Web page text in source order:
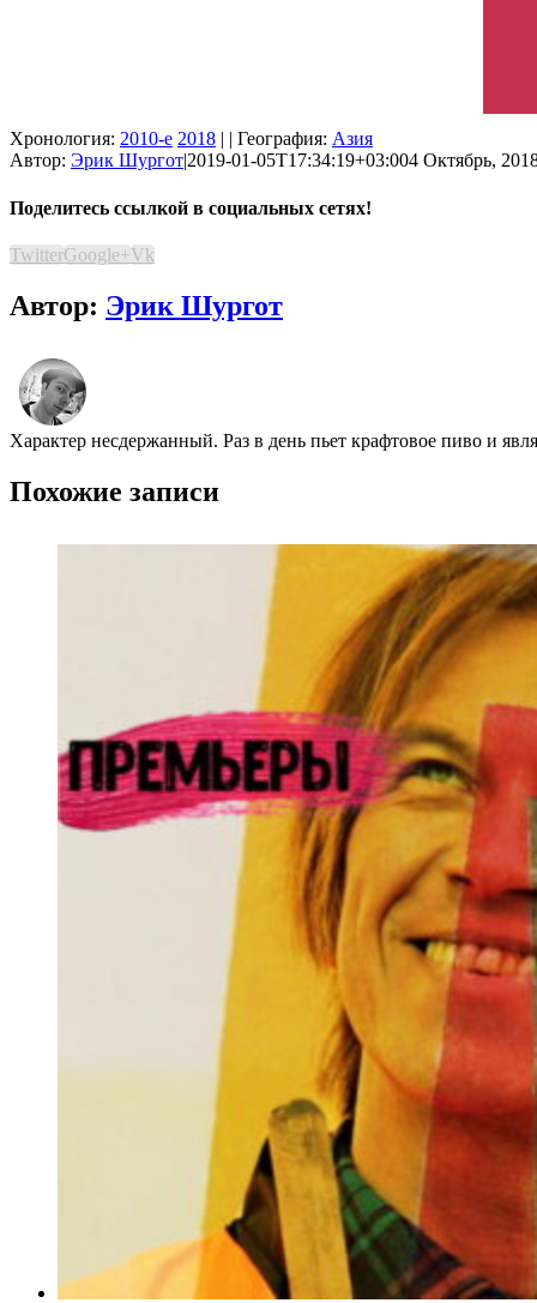
Хронология: 2010-е 2018 | | География: Азия
Автор: Эрик Шургот|2019-01-05T17:34:19+03:004 Октябрь,
Поделитесь ссылкой в социальных сетях!
TwitterGoogle+Vk
Автор: Эрик Шургот
Характер несдержанный. Раз в день пьет крафтовое пиво и
Похожие записи